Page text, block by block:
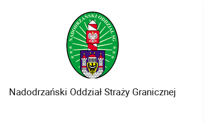
Nadodrzański Oddział Straży Granicznej